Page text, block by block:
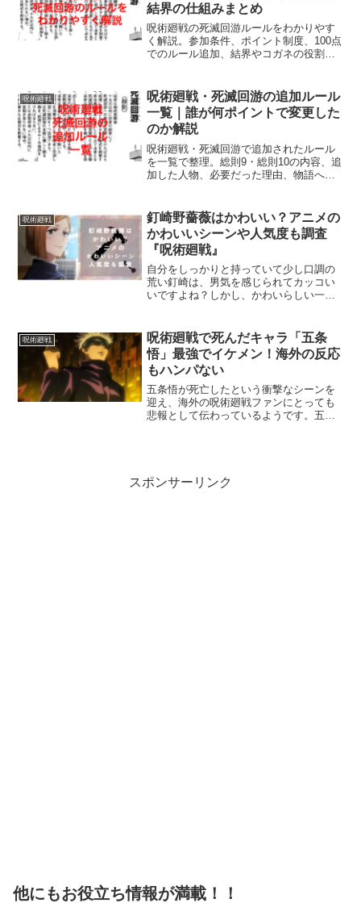
結界の仕組みまとめ
呪術廻戦の死滅回游ルールをわかりやす
く解説。参加条件、ポイント制度、100点
でのルール追加、結界やコガネの役割ま
呪術廻戦
呪術廻戦・死滅回游の追加ルール
一覧｜誰が何ポイントで変更した
のか解説
呪術廻戦・死滅回游で追加されたルール
を一覧で整理。総則9・総則10の内容、追
加した人物、必要だった理由、物語への
呪術廻戦
釘崎野薔薇はかわいい？アニメの
かわいいシーンや人気度も調査
『呪術廻戦』
自分をしっかりと持っていて少し口調の
荒い釘崎は、男気を感じられてカッコい
いですよね？しかし、かわいらしい一面
いったところがかわいいのか、アニメシ
ーンを厳選しましたので、ご...
呪術廻戦
呪術廻戦で死んだキャラ「五条
悟」最強でイケメン！海外の反応
もハンパない
五条悟が死亡したという衝撃なシーンを
迎え、海外の呪術廻戦ファンにとっても
悲報として伝わっているようです。五条
スポンサーリンク
他にもお役立ち情報が満載！！